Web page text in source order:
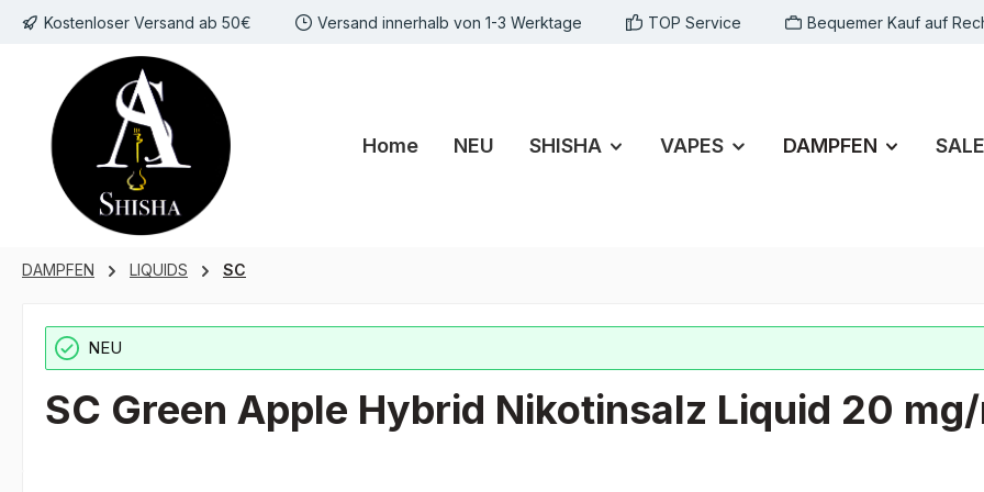
Hauptinhalt springen
Zur Suche springen
Zur Hauptnavigation springen
Kostenloser Versand ab 50€ Versand innerhalb von 1-3 Werktage TOP Service Bequemer Kauf auf
Home NEU SHISHA VAPES DAMPFEN SALE
DAMPFEN LIQUIDS SC
NEU
SC Green Apple Hybrid Nikotinsalz Liquid 20